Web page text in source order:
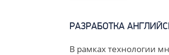
РАЗРАБОТКА
В рамках технологии